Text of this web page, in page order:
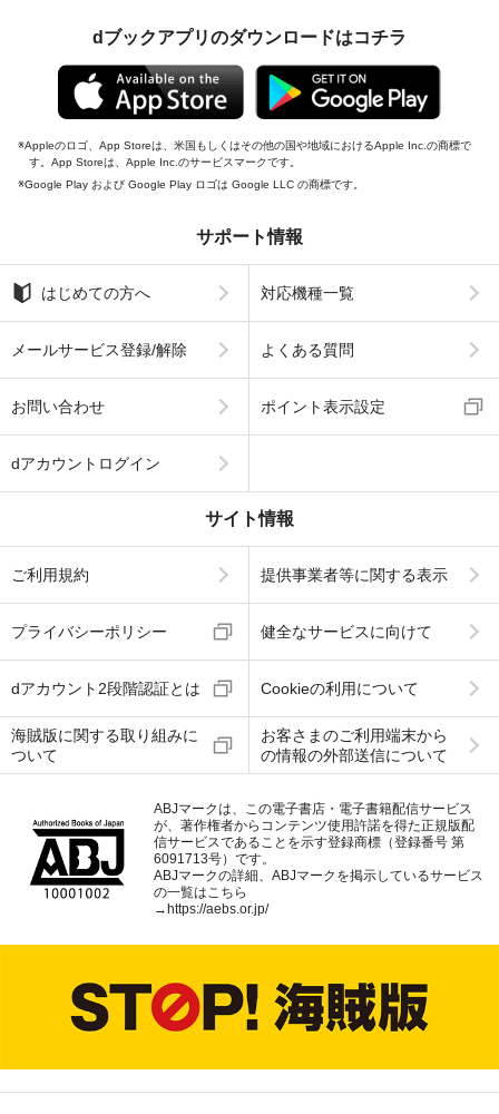
dブックアプリのダウンロードはコチラ
Appleのロゴ、App Storeは、米国もしくはその他の国や地域におけるApple Inc.の商標で
す。App Storeは、Apple Inc.のサービスマークです。
Google Play および Google Play ロゴは Google LLC の商標です。
サポート情報
はじめての方へ 対応機種一覧
メールサービス登録/解除 よくある質問
お問い合わせ ポイント表示設定
dアカウントログイン
サイト情報
ご利用規約 提供事業者等に関する表示
プライバシーポリシー 健全なサービスに向けて
dアカウント2段階認証とは Cookieの利用について
海賊版に関する取り組みに
ついて
お客さまのご利用端末から
の情報の外部送信について
ABJマークは、この電子書店・電子書籍配信サービス
が、著作権者からコンテンツ使用許諾を得た正規版配
信サービスであることを示す登録商標（登録番号 第
6091713号）です。
ABJマークの詳細、ABJマークを掲示しているサービス
の一覧はこちら
→ https://aebs.or.jp/